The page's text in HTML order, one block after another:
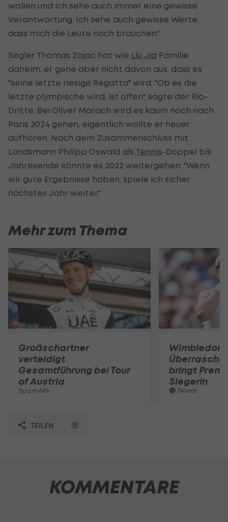
wollen und ich sehe auch immer eine gewisse
Verantwortung. Ich sehe auch gewisse Werte,
dass mich die Leute noch brauchen."
Segler Thomas Zajac hat wie Liu Jia Familie
daheim, er gehe aber nicht davon aus, dass es
"seine letzte riesige Regatta" wird. "Ob es die
letzte olympische wird, ist offen", sagte der Rio-
Dritte. Bei Oliver Marach wird es kaum noch nach
Paris 2024 gehen, eigentlich wollte er heuer
aufhören. Nach dem Zusammenschluss mit
Landsmann Philipp Oswald als Tennis-Doppel bis
Jahresende könnte es 2022 weitergehen: "Wenn
wir gute Ergebnisse haben, spiele ich sicher
nächstes Jahr weiter."
Mehr zum Thema
Großschartner
verteidigt
Gesamtführung bei Tour
of Austria
Sport-Mix
Wimbledon:
bringt
Siegerin
Tennis
TEILEN
KOMMENTARE